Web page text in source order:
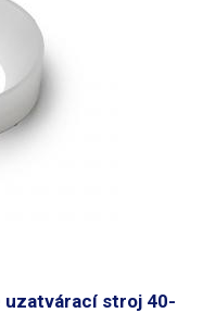
uzatvárací stroj 40-